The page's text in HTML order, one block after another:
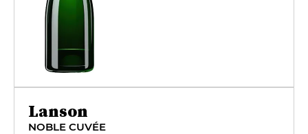
Lanson
NOBLE CUVÉE